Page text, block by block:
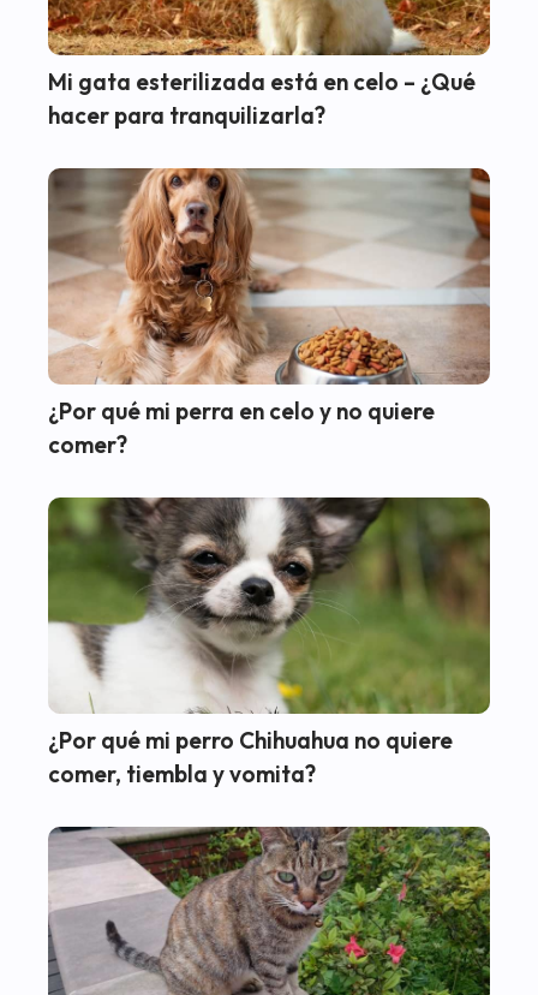
Mi gata esterilizada está en celo – ¿Qué
hacer para tranquilizarla?
¿Por qué mi perra en celo y no quiere
comer?
¿Por qué mi perro Chihuahua no quiere
comer, tiembla y vomita?